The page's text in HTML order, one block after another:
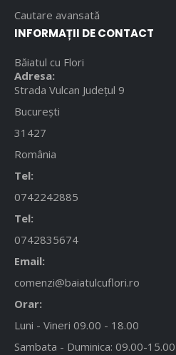
Cautare avansată
INFORMAȚII DE CONTACT
Băiatul cu Flori
Adresa:
Strada Vulcan Județul 9
București
31427
România
Tel:
0742242885
Tel:
0742835674
Email:
comenzi@baiatulcuflori.ro
Orar:
Luni - Vineri 09.00 - 18.00
Sambata - Duminica: 09.00-15.00